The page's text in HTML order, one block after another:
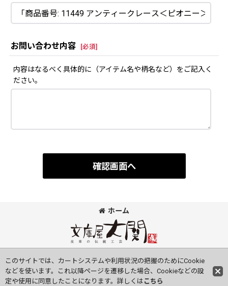
お問い合わせ内容 [必須]
内容はなるべく具体的に（アイテム名や柄名など）をご記入く
ださい。
確認画面へ
ホーム
このサイトでは、カートシステムや利用状況の把握のためにCookie
などを使います。これ以降ページを遷移した場合、Cookieなどの設
定や使用に同意したことになります。詳しくは こちら